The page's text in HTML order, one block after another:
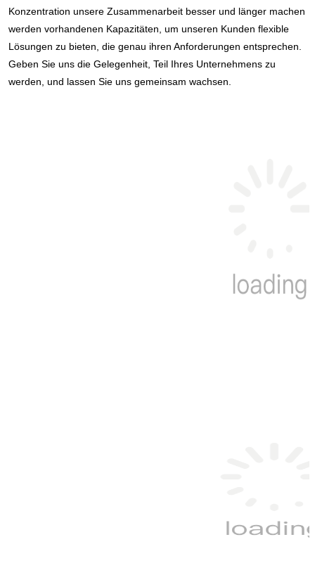
Konzentration unsere Zusammenarbeit besser und länger machen
werden vorhandenen Kapazitäten, um unseren Kunden flexible
Lösungen zu bieten, die genau ihren Anforderungen entsprechen.
Geben Sie uns die Gelegenheit, Teil Ihres Unternehmens zu
werden, und lassen Sie uns gemeinsam wachsen.